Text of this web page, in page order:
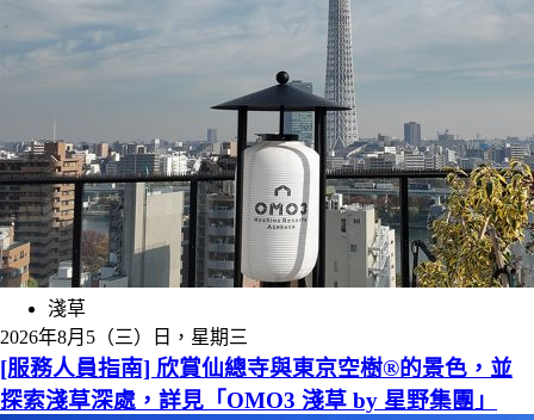
淺草
2026年8月5（三）日，星期三
[服務人員指南] 欣賞仙總寺與東京空樹®的景色，並
探索淺草深處，詳見「OMO3 淺草 by 星野集團」